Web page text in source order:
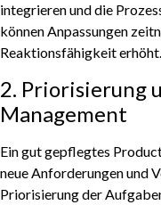
integrieren und die
können Anpassungen
Reaktionsfähigkeit erhöht.
2. Priorisierung
Management
Ein gut gepflegtes
neue Anforderungen und
Priorisierung der